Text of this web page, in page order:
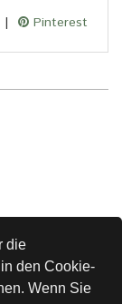
die
den Cookie-
Wenn Sie
| Pinterest